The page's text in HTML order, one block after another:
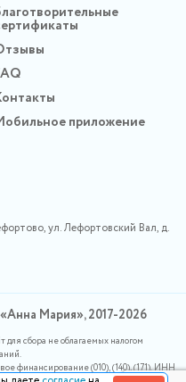
приложение
ул. Лефортовский Вал, д.
Мария», 2017-2026
для сбора не облагаемых налогом
финансирование (010), (140), (171). ИНН